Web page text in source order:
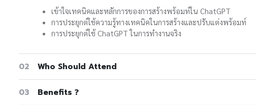
เข้าใจเทคนิคและหลักการของการสร้างพร้อมท์ใน ChatGPT
การประยุกต์ใช้ความรู้ทางเทคนิคในการสร้างและปรับแต่งพร้อมท์
การประยุกต์ใช้ ChatGPT ในการทำงานจริง
02 Who Should Attend
03 Benefits ?